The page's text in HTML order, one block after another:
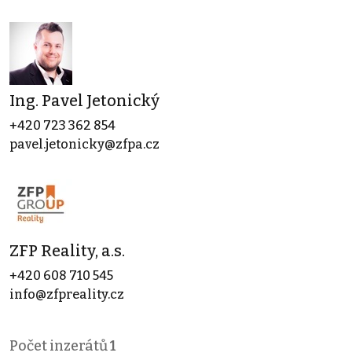
Ing. Pavel Jetonický
+420 723 362 854
pavel.jetonicky@zfpa.cz
ZFP Reality, a.s.
+420 608 710 545
info@zfpreality.cz
Počet inzerátů1